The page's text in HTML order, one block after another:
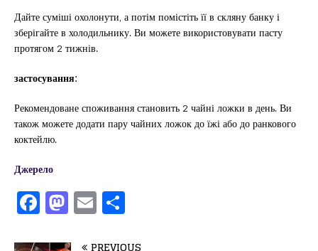
Дайте суміші охолонути, а потім помістіть її в скляну банку і
зберігайте в холодильнику. Ви можете використовувати пасту
протягом 2 тижнів.
застосування:
Рекомендоване споживання становить 2 чайні ложки в день. Ви
також можете додати пару чайних ложок до їжі або до ранкового
коктейлю.
Джерело
F
a
M
a
E
m
PREVIOUS